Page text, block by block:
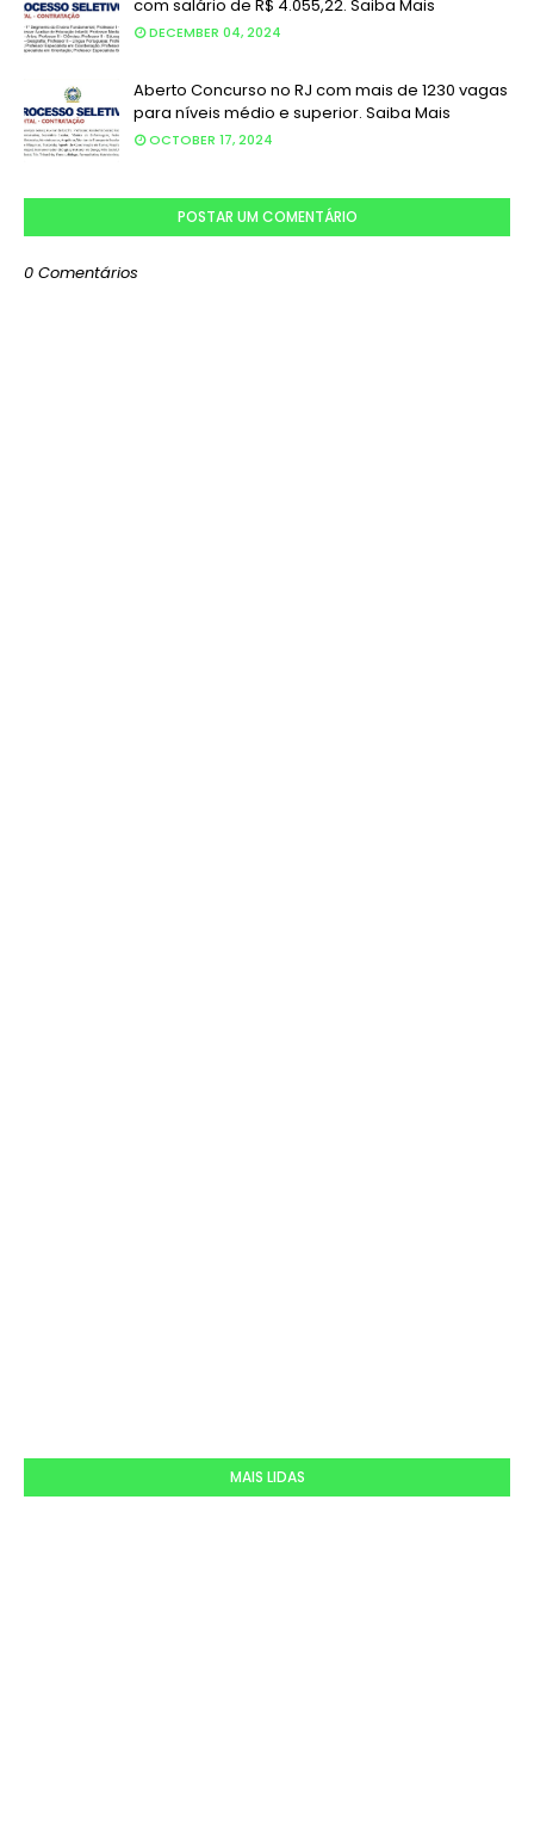
com salário de R$ 4.055,22. Saiba Mais
DECEMBER 04, 2024
Aberto Concurso no RJ com mais de 1230 vagas
para níveis médio e superior. Saiba Mais
OCTOBER 17, 2024
POSTAR UM COMENTÁRIO
0 Comentários
MAIS LIDAS